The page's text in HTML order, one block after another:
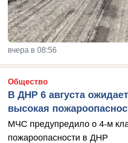
вчера в 08:56
Общество
В ДНР 6 августа
высокая
МЧС предупредило о 4-м
пожароопасности в ДНР